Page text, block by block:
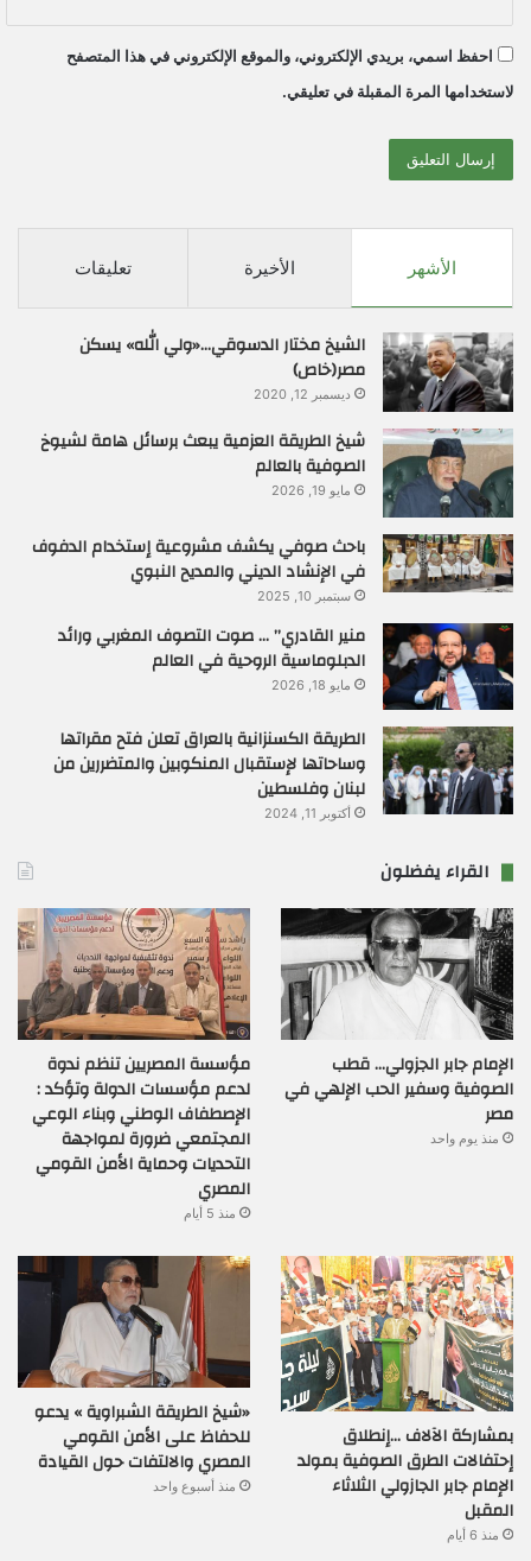
احفظ اسمي، بريدي الإلكتروني، والموقع الإلكتروني في هذا المتصفح
لاستخدامها المرة المقبلة في تعليقي.
الأشهر الأخيرة تعليقات
الشيخ مختار الدسوقي…«ولي الله» يسكن
مصر(خاص)
ديسمبر 12, 2020
شيخ الطريقة العزمية يبعث برسائل هامة لشيوخ
الصوفية بالعالم
مايو 19, 2026
باحث صوفي يكشف مشروعية إستخدام الدفوف
في الإنشاد الديني والمديح النبوي
سبتمبر 10, 2025
منير القادري” … صوت التصوف المغربي ورائد
الدبلوماسية الروحية في العالم
مايو 18, 2026
الطريقة الكسنزانية بالعراق تعلن فتح مقراتها
وساحاتها لإستقبال المنكوبين والمتضررين من
لبنان وفلسطين
أكتوبر 11, 2024
القراء يفضلون
الإمام جابر الجزولي… قطب
الصوفية وسفير الحب الإلهي في
مصر
منذ يوم واحد
مؤسسة المصريين تنظم ندوة
لدعم مؤسسات الدولة وتؤكد :
الإصطفاف الوطني وبناء الوعي
المجتمعي ضرورة لمواجهة
التحديات وحماية الأمن القومي
المصري
منذ 5 أيام
بمشاركة الآلاف …إنطلاق
إحتفالات الطرق الصوفية بمولد
الإمام جابر الجازولي الثلاثاء
المقبل
منذ 6 أيام
«شيخ الطريقة الشبراوية » يدعو
للحفاظ على الأمن القومي
المصري والالتفات حول القيادة
منذ أسبوع واحد